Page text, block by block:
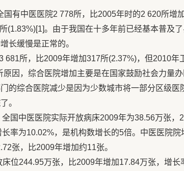
有中医医院2 778所，比2005年时的2 620所增
(1.83%)[1]。由于我国在十多年前已经基本普及
长缓慢是正常的。
681所，比2009年增加317所(2.37%)，但2010年
原因，综合医院增加主要是在国家鼓励社会力量
的综合医院减少是因为少数城市将一部分区级医
。
国中医医院实际开放病床2009年为38.56万张，
率为10.02%，是机构数增长的5倍。中医医院院
张，比2009年增加约11张。
位244.95万张，比2009年增加17.84万张，增长